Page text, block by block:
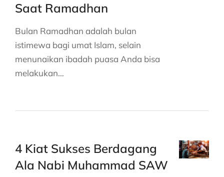
Saat Ramadhan
Bulan Ramadhan adalah bulan
istimewa bagi umat Islam, selain
menunaikan ibadah puasa Anda bisa
melakukan…
4 Kiat Sukses Berdagang
Ala Nabi Muhammad SAW